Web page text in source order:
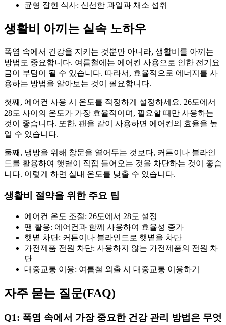
균형 잡힌 식사: 신선한 과일과 채소 섭취
생활비 아끼는 실속 노하우
폭염 속에서 건강을 지키는 것뿐만 아니라, 생활비를 아끼는
방법도 중요합니다. 여름철에는 에어컨 사용으로 인한 전기요
금이 부담이 될 수 있습니다. 따라서, 효율적으로 에너지를 사
용하는 방법을 알아보는 것이 필요합니다.
첫째, 에어컨 사용 시 온도를 적정하게 설정하세요. 26도에서
28도 사이의 온도가 가장 효율적이며, 필요할 때만 사용하는
것이 좋습니다. 또한, 팬을 같이 사용하면 에어컨의 효율을 높
일 수 있습니다.
둘째, 냉방을 위해 창문을 열어두는 것보다, 커튼이나 블라인
드를 활용하여 햇볕이 직접 들어오는 것을 차단하는 것이 좋습
니다. 이렇게 하면 실내 온도를 낮출 수 있습니다.
생활비 절약을 위한 주요 팁
에어컨 온도 조절: 26도에서 28도 설정
팬 활용: 에어컨과 함께 사용하여 효율성 증가
햇볕 차단: 커튼이나 블라인드로 햇볕을 차단
가전제품 전원 차단: 사용하지 않는 가전제품의 전원 차
단
대중교통 이용: 여름철 외출 시 대중교통 이용하기
자주 묻는 질문(FAQ)
Q1: 폭염 속에서 가장 중요한 건강 관리 방법은 무엇